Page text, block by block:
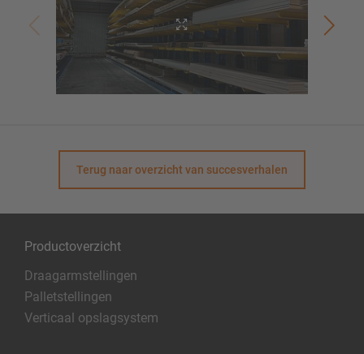
Terug naar overzicht van succesverhalen
Productoverzicht
Draagarmstellingen
Palletstellingen
Verticaal opslagsystem